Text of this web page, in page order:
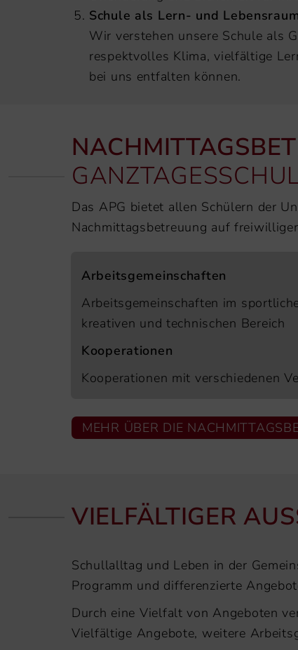
Schule als Lern- und
Wir verstehen unsere Schule als
respektvolles Klima, vielfältige
bei uns entfalten können.
Das APG bietet allen Schülern der
Nachmittagsbetreuung auf
Arbeitsgemeinschaften
Arbeitsgemeinschaften im
kreativen und technischen Bereich
Kooperationen
Kooperationen mit verschiedenen
MEHR ÜBER DIE
VIELFÄLTIGER
Schullalltag und Leben in der
Programm und differenzierte
Durch eine Vielfalt von Angeboten
Vielfältige Angebote, weitere